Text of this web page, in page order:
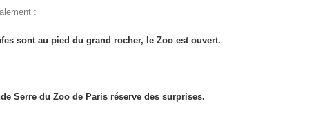
:
sont au pied du grand rocher, le Zoo est ouvert.
Serre du Zoo de Paris réserve des surprises.